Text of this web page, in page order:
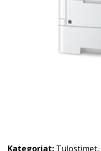
Kategoriat: Tulostimet,